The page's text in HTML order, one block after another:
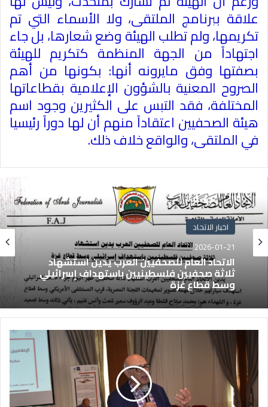
علاقة ببرنامج الملتقى، ولا الأسماء التي تم
تكريمها، ولم تطلب الهيئة وضع شعارها، بل جاء
اجتهاداً من الجهة المنظمة كتكريم للهيئة
بصفتها وفق مايرونه أنها: بكونها من أهم
الصروح المعنية بالشؤون الإعلامية بقطاعاتها
المختلفة، فقد التبس على الكثيرين وجود اسم
هيئة الصحفيين اعتقاداً منهم أن لها دوراً رئيسيا
في الملتقى، والواقع خلاف ذلك.
اخبار الاتحاد
2026-01-21
الاتحاد العام للصحفيين العرب يدين استشهاد
ثلاثة صحفيين فلسطينيين باستهداف إسرائيلي
وسط قطاع غزة